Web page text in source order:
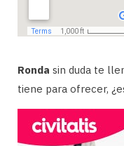
Ronda sin duda te
tiene para ofrecer,